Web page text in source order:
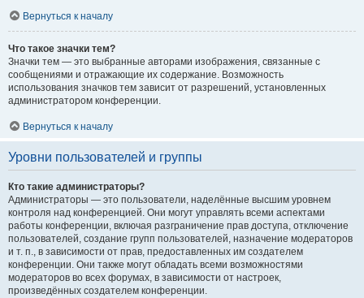
Вернуться к началу
Что такое значки тем?
Значки тем — это выбранные авторами изображения, связанные с
сообщениями и отражающие их содержание. Возможность
использования значков тем зависит от разрешений, установленных
администратором конференции.
Вернуться к началу
Уровни пользователей и группы
Кто такие администраторы?
Администраторы — это пользователи, наделённые высшим уровнем
контроля над конференцией. Они могут управлять всеми аспектами
работы конференции, включая разграничение прав доступа, отключение
пользователей, создание групп пользователей, назначение модераторов
и т. п., в зависимости от прав, предоставленных им создателем
конференции. Они также могут обладать всеми возможностями
модераторов во всех форумах, в зависимости от настроек,
произведённых создателем конференции.